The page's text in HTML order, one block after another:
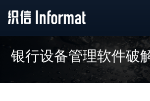
银行设备管理软件破